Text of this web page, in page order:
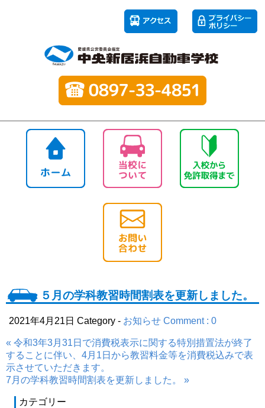
５月の学科教習時間割表を更新しました。
2021年4月21日 Category - お知らせ Comment : 0
« 令和3年3月31日で消費税表示に関する特別措置法が終了
することに伴い、4月1日から教習料金等を消費税込みで表
示させていただきます。
7月の学科教習時間割表を更新しました。 »
カテゴリー